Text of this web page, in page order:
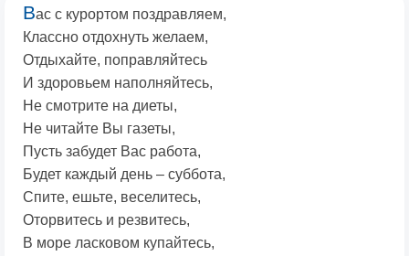
Вас с курортом поздравляем,
Классно отдохнуть желаем,
Отдыхайте, поправляйтесь
И здоровьем наполняйтесь,
Не смотрите на диеты,
Не читайте Вы газеты,
Пусть забудет Вас работа,
Будет каждый день – суббота,
Спите, ешьте, веселитесь,
Оторвитесь и резвитесь,
В море ласковом купайтесь,